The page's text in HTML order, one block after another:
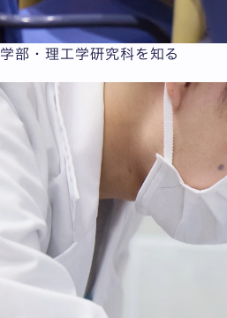
部・理工学研究科を知る